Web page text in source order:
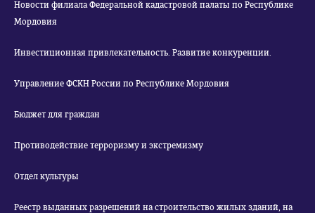
Новости филиала Федеральной кадастровой палаты по Республике
Мордовия
Инвестиционная привлекательность. Развитие конкуренции.
Управление ФСКН России по Республике Мордовия
Бюджет для граждан
Противодействие терроризму и экстремизму
Отдел культуры
Реестр выданных разрешений на строительство жилых зданий, на